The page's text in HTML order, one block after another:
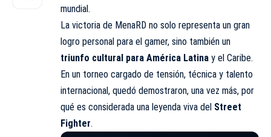
mundial.
La victoria de MenaRD no solo representa un gran
logro personal para el gamer, sino también un
triunfo cultural para América Latina y el Caribe.
En un torneo cargado de tensión, técnica y talento
internacional, quedó demostraron, una vez más, por
qué es considerada una leyenda viva del Street
Fighter.